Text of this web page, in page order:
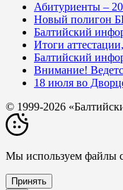
Абитуриенты –
Новый полигон
Балтийский
Итоги
Балтийский
Внимание!
18 июля во
© 1999-2026
Мы используем файлы
Принять